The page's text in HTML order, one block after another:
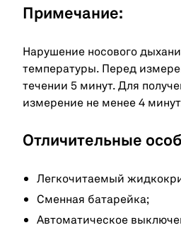
Примечание:
Нарушение носового
температуры. Перед
течении 5 минут. Для
измерение не менее 4
Отличительные
Легкочитаемый
Сменная батарейка;
Автоматическое